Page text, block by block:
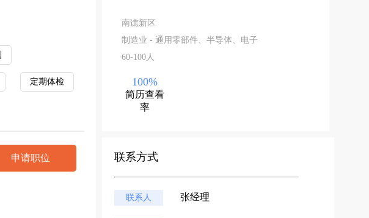
定期体检
申请职位
南谯新区
制造业 - 通用零部件、半导体、电子
60-100人
100%
简历查看
率
联系方式
联系人 张经理